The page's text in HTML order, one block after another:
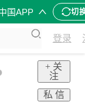
国APP 切
登录
+ 关
注
私 信